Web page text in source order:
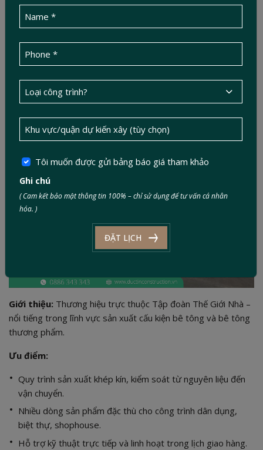
Liên hệ:
Website:https://betongsmc.com
Số điện thoại: 0909 550 245
Địa chỉ: KCN Tân Tạo, P. Tân Tạo, Quận Bình Tân, Tp. Hồ
Chí Minh
2.5 Bê Tông Thế Giới Nhà
Giới thiệu: Thương hiệu trực thuộc Tập đoàn Thế Giới Nhà –
nổi tiếng trong lĩnh vực sản xuất cấu kiện bê tông và bê tông
thương phẩm.
Ưu điểm:
Quy trình sản xuất khép kín, kiểm soát từ nguyên liệu đến
vận chuyển.
Nhiều dòng sản phẩm đặc thù cho công trình dân dụng,
biệt thự, shophouse.
Hỗ trợ kỹ thuật trực tiếp và linh hoạt trong lịch giao hàng.
Tôi muốn được gửi bảng báo giá tham khảo
Ghi chú
( Cam kết bảo mật thông tin 100% – chỉ sử dụng để tư vấn cá nhân
hóa. )
ĐẶT LỊCH